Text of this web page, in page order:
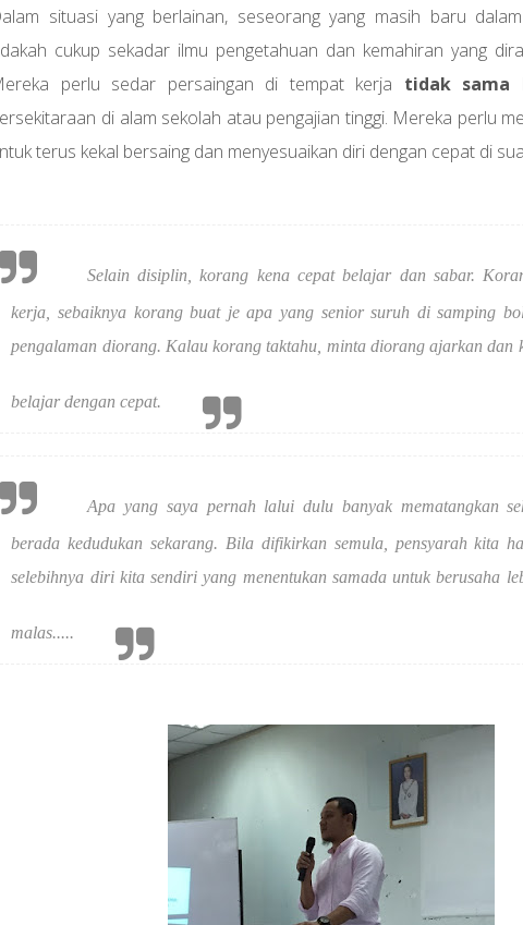
situasi yang berlainan, seseorang yang masih baru
cukup sekadar ilmu pengetahuan dan kemahiran yang
perlu sedar persaingan di tempat kerja tidak sama
di alam sekolah atau pengajian tinggi. Mereka perlu
terus kekal bersaing dan menyesuaikan diri dengan cepat di
Selain disiplin, korang kena cepat belajar dan sabar.
kerja, sebaiknya korang buat je apa yang senior suruh di samping
pengalaman diorang. Kalau korang taktahu, minta diorang ajarkan dan
belajar dengan cepat.
Apa yang saya pernah lalui dulu banyak mematangkan
berada kedudukan sekarang. Bila difikirkan semula, pensyarah kita
selebihnya diri kita sendiri yang menentukan samada untuk berusaha
malas.....